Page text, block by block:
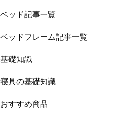
ベッド記事一覧
ベッドフレーム記事一覧
基礎知識
寝具の基礎知識
おすすめ商品